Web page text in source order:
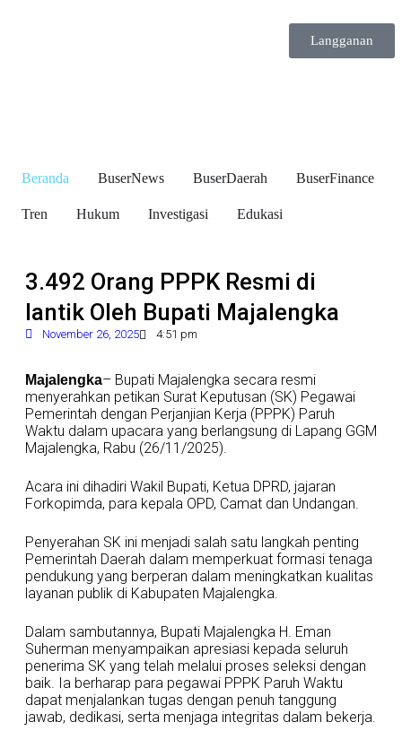
Langganan
Beranda BuserNews BuserDaerah BuserFinance
Tren Hukum Investigasi Edukasi
3.492 Orang PPPK Resmi di
lantik Oleh Bupati Majalengka
November 26, 2025 4:51 pm
Majalengka– Bupati Majalengka secara resmi
menyerahkan petikan Surat Keputusan (SK) Pegawai
Pemerintah dengan Perjanjian Kerja (PPPK) Paruh
Waktu dalam upacara yang berlangsung di Lapang GGM
Majalengka, Rabu (26/11/2025).
Acara ini dihadiri Wakil Bupati, Ketua DPRD, jajaran
Forkopimda, para kepala OPD, Camat dan Undangan.
Penyerahan SK ini menjadi salah satu langkah penting
Pemerintah Daerah dalam memperkuat formasi tenaga
pendukung yang berperan dalam meningkatkan kualitas
layanan publik di Kabupaten Majalengka.
Dalam sambutannya, Bupati Majalengka H. Eman
Suherman menyampaikan apresiasi kepada seluruh
penerima SK yang telah melalui proses seleksi dengan
baik. Ia berharap para pegawai PPPK Paruh Waktu
dapat menjalankan tugas dengan penuh tanggung
jawab, dedikasi, serta menjaga integritas dalam bekerja.